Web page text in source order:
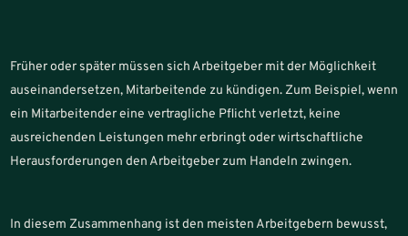
Früher oder später müssen sich Arbeitgeber mit der Möglichkeit
auseinandersetzen, Mitarbeitende zu kündigen. Zum Beispiel, wenn
ein Mitarbeitender eine vertragliche Pflicht verletzt, keine
ausreichenden Leistungen mehr erbringt oder wirtschaftliche
Herausforderungen den Arbeitgeber zum Handeln zwingen.
In diesem Zusammenhang ist den meisten Arbeitgebern bewusst,